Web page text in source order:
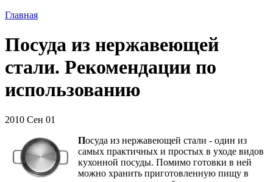
Главная
Посуда из нержавеющей
стали. Рекомендации по
использованию
2010 Сен 01
Посуда из нержавеющей стали - один из
самых практичных и простых в уходе видов
кухонной посуды. Помимо готовки в ней
можно хранить приготовленную пищу в